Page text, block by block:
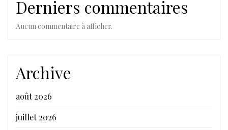
Derniers commentaires
Aucun commentaire à afficher.
Archive
août 2026
juillet 2026